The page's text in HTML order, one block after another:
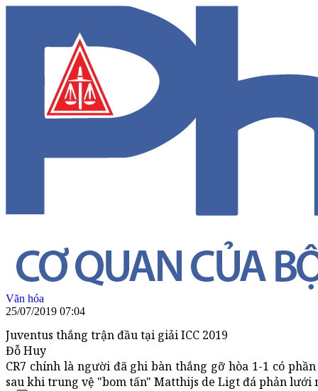
Văn hóa
25/07/2019 07:04
Juventus thắng trận đầu tại giải ICC 2019
Đỗ Huy
CR7 chính là người đã ghi bàn thắng gỡ hòa 1-1 có
sau khi trung vệ "bom tấn" Matthijs de Ligt đá phản lưới